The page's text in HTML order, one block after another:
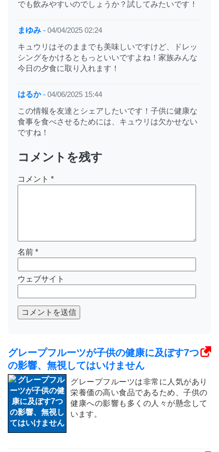
でも飲みやすいのでしょうか？試してみたいです！
まゆみ - 04/04/2025 02:24
キュウリはそのままでも美味しいですけど、ドレッ
シングをかけるともっといいですよね！家族みんな
今日の夕食に取り入れます！
はるか- 04/06/2025 15:44
この情報を友達とシェアしたいです！子供に健康な
食事を食べさせるためには、キュウリは欠かせない
ですね！
コメントを残す
コメント *
名前 *
ウェブサイト
コメントを送信
グレープフルーツが子供の健康に及ぼす7つ
の影響、無視してはいけません
グレープフルーツは非常に人気があり
栄養価の高い食品であるため、子供の
健康への影響も多くの人々が懸念して
います。